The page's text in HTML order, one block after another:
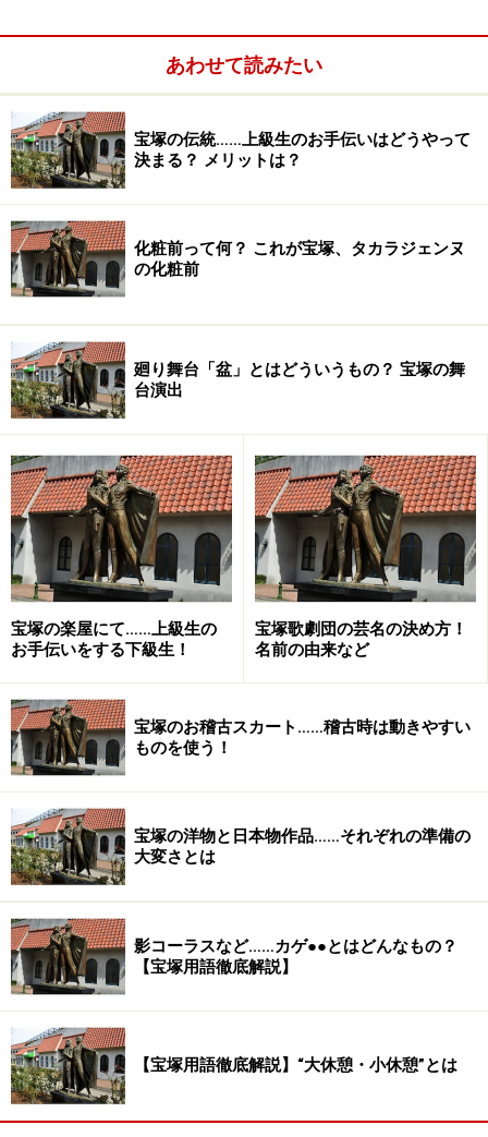
宙組
姿月あさと～
飛～凰稀かなめ～朝夏まなと
※記事内容は執筆時点のものです。最新の内容をご確認くださ
い。
【編集部おすすめの購入サイト】
楽天市場で宝塚の CD・DVD をチェック！
あわせて読みたい
宝塚の伝統……上級生のお手伝いはどうやって
決まる？ メリットは？
化粧前って何？ これが宝塚、タカラジェンヌ
の化粧前
廻り舞台「盆」とはどういうもの？ 宝塚の舞
台演出
宝塚の楽屋にて……上級生の
お手伝いをする下級生！
宝塚歌劇団の芸名の決め方！
名前の由来など
宝塚のお稽古スカート……稽古時は動きやすい
ものを使う！
宝塚の洋物と日本物作品……それぞれの準備の
大変さとは
影コーラスなど……カゲ●●とはどんなもの？
【宝塚用語徹底解説】
【宝塚用語徹底解説】“大休憩・小休憩”とは